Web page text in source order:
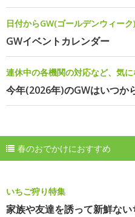
日付からGW(ゴールデンウィー
GWイベントカレンダー
連休中の各機関の対応など、気
今年(2026年)のGWはいつか
春のおでかけにおすすめ
いちご狩り特集
家族や友達を誘って新鮮な